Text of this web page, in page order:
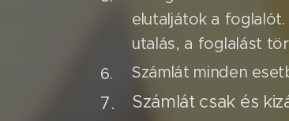
elutaljátok a
utalás, a foglalást
Számlát minden
Számlát csak és